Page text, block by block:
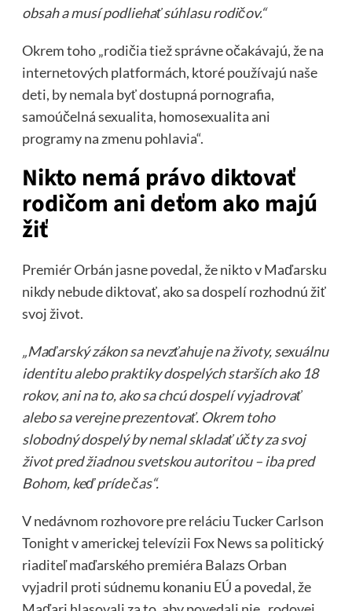
obsah a musí podliehať súhlasu rodičov.“
Okrem toho „rodičia tiež správne očakávajú, že na
internetových platformách, ktoré používajú naše
deti, by nemala byť dostupná pornografia,
samoúčelná sexualita, homosexualita ani
programy na zmenu pohlavia“.
Nikto nemá právo diktovať
rodičom ani deťom ako majú
žiť
Premiér Orbán jasne povedal, že nikto v Maďarsku
nikdy nebude diktovať, ako sa dospelí rozhodnú žiť
svoj život.
„Maďarský zákon sa nevzťahuje na životy, sexuálnu
identitu alebo praktiky dospelých starších ako 18
rokov, ani na to, ako sa chcú dospelí vyjadrovať
alebo sa verejne prezentovať. Okrem toho
slobodný dospelý by nemal skladať účty za svoj
život pred žiadnou svetskou autoritou – iba pred
Bohom, keď príde čas“.
V nedávnom rozhovore pre reláciu Tucker Carlson
Tonight v americkej televízii Fox News sa politický
riaditeľ maďarského premiéra Balazs Orban
vyjadril proti súdnemu konaniu EÚ a povedal, že